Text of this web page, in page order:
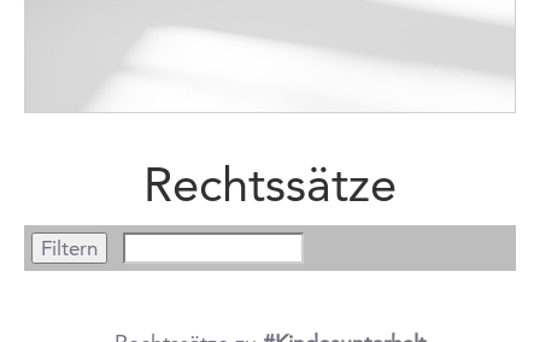
Rechtssätze